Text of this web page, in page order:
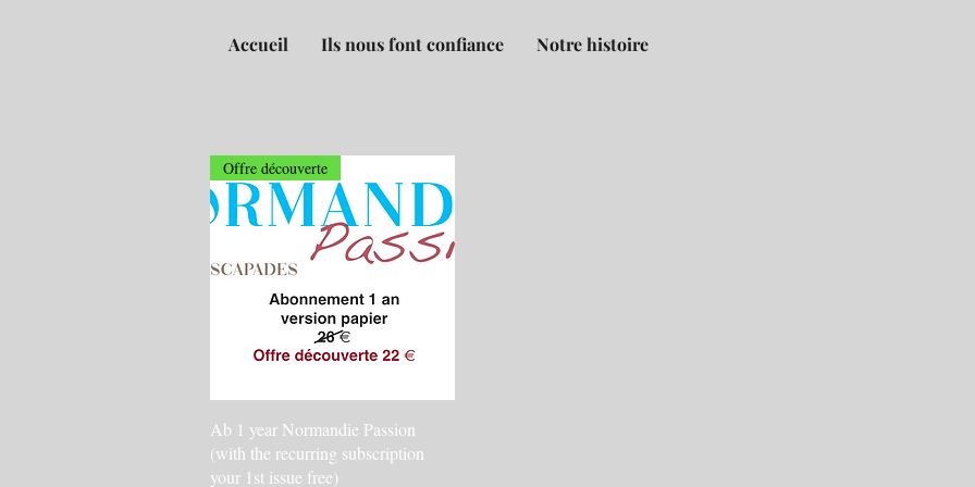
Accueil Ils nous font confiance Notre histoire
Quick View
Offre découverte
Ab 1 year Normandie Passion
(with the recurring subscription
your 1st issue free)